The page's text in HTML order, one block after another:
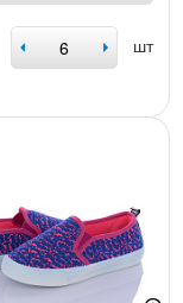
шт